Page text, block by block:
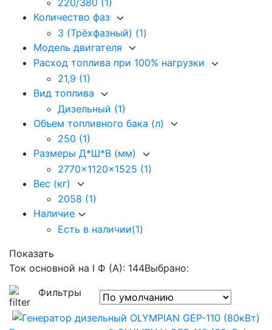
Количество фаз
3 (Трёхфазный) (1)
Модель двигателя
Расход топлива при 100% нагрузки
21,9 (1)
Вид топлива
Дизельный (1)
Объем топливного бака (л)
250 (1)
Размеры Д*Ш*В (мм)
2770x1120x1525 (1)
Вес (кг)
2058 (1)
Наличие
Есть в наличии(1)
Показать
Ток основной на I Ф (А): 144Выбрано:
Фильтры